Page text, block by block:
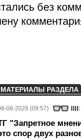
без
МАТЕРИАЛЫ РАЗДЕЛА
08-2026 (09:57)
"Запретное
спор двух